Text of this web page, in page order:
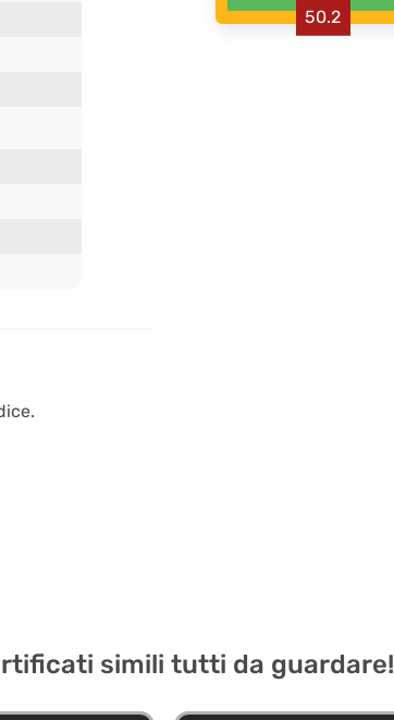
50.2
simili tutti da guardare!